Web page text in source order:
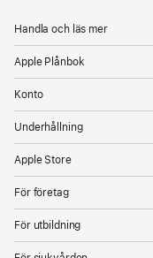
Handla och läs mer
Apple Plånbok
Konto
Underhållning
Apple Store
För företag
För utbildning